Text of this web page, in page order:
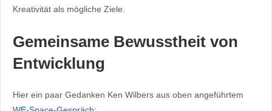
Kreativität als mögliche Ziele.
Gemeinsame Bewusstheit von
Entwicklung
Hier ein paar Gedanken Ken Wilbers aus oben angeführtem